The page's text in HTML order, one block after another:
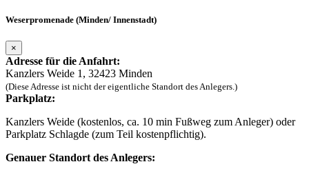
Weserpromenade (Minden/ Innenstadt)
×
Adresse für die Anfahrt:
Kanzlers Weide 1, 32423 Minden
(Diese Adresse ist nicht der eigentliche Standort des Anlegers.)
Parkplatz:
Kanzlers Weide (kostenlos, ca. 10 min Fußweg zum Anleger) oder
Parkplatz Schlagde (zum Teil kostenpflichtig).
Genauer Standort des Anlegers: